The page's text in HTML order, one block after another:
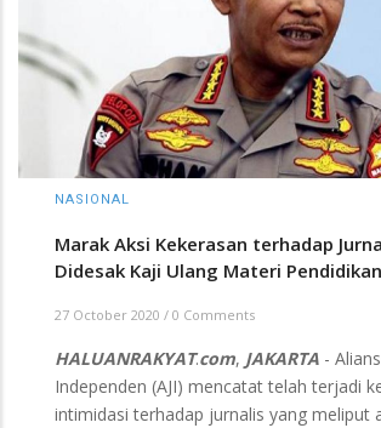
NASIONAL
Marak Aksi Kekerasan terhadap
Didesak Kaji Ulang Materi
27 October 2020 / 0 Comments
HALUANRAKYAT.com, JAKARTA -
Independen (AJI) mencatat telah terjadi
intimidasi terhadap jurnalis yang meliput